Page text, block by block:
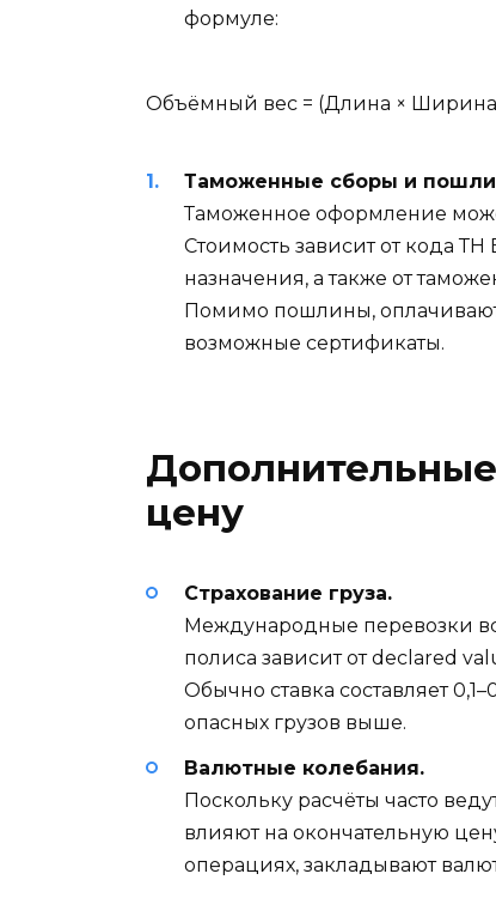
формуле:
Объёмный вес = (Длина × Ширина
Таможенные сборы и
Таможенное оформление
Стоимость зависит от кода
назначения, а также от
Помимо пошлины,
возможные сертификаты.
цену
Страхование груза.
Международные перевозки
полиса зависит от declared
Обычно ставка составляет
опасных грузов выше.
Валютные колебания.
Поскольку расчёты часто
влияют на окончательную
операциях, закладывают